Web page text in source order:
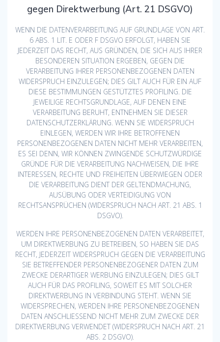
gegen Direktwerbung (Art. 21 DSGVO)
WENN DIE DATENVERARBEITUNG AUF GRUNDLAGE VON ART.
6 ABS. 1 LIT. E ODER F DSGVO ERFOLGT, HABEN SIE
JEDERZEIT DAS RECHT, AUS GRÜNDEN, DIE SICH AUS IHRER
BESONDEREN SITUATION ERGEBEN, GEGEN DIE
VERARBEITUNG IHRER PERSONENBEZOGENEN DATEN
WIDERSPRUCH EINZULEGEN; DIES GILT AUCH FÜR EIN AUF
DIESE BESTIMMUNGEN GESTÜTZTES PROFILING. DIE
JEWEILIGE RECHTSGRUNDLAGE, AUF DENEN EINE
VERARBEITUNG BERUHT, ENTNEHMEN SIE DIESER
DATENSCHUTZERKLÄRUNG. WENN SIE WIDERSPRUCH
EINLEGEN, WERDEN WIR IHRE BETROFFENEN
PERSONENBEZOGENEN DATEN NICHT MEHR VERARBEITEN,
ES SEI DENN, WIR KÖNNEN ZWINGENDE SCHUTZWÜRDIGE
GRÜNDE FÜR DIE VERARBEITUNG NACHWEISEN, DIE IHRE
INTERESSEN, RECHTE UND FREIHEITEN ÜBERWIEGEN ODER
DIE VERARBEITUNG DIENT DER GELTENDMACHUNG,
AUSÜBUNG ODER VERTEIDIGUNG VON
RECHTSANSPRÜCHEN (WIDERSPRUCH NACH ART. 21 ABS. 1
DSGVO).
WERDEN IHRE PERSONENBEZOGENEN DATEN VERARBEITET,
UM DIREKTWERBUNG ZU BETREIBEN, SO HABEN SIE DAS
RECHT, JEDERZEIT WIDERSPRUCH GEGEN DIE VERARBEITUNG
SIE BETREFFENDER PERSONENBEZOGENER DATEN ZUM
ZWECKE DERARTIGER WERBUNG EINZULEGEN; DIES GILT
AUCH FÜR DAS PROFILING, SOWEIT ES MIT SOLCHER
DIREKTWERBUNG IN VERBINDUNG STEHT. WENN SIE
WIDERSPRECHEN, WERDEN IHRE PERSONENBEZOGENEN
DATEN ANSCHLIESSEND NICHT MEHR ZUM ZWECKE DER
DIREKTWERBUNG VERWENDET (WIDERSPRUCH NACH ART. 21
ABS. 2 DSGVO).